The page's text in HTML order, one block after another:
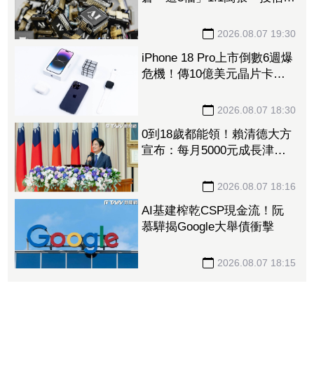
2026.08.07 19:30
iPhone 18 Pro上市倒數6週爆
危機！傳10億美元晶片卡封
2026.08.07 18:30
0到18歲都能領！賴清德大方
宣布：每月5000元成長津
2026.08.07 18:16
AI基建榨乾CSP現金流！阮
慕驊揭Google大舉債衝擊
2026.08.07 18:15